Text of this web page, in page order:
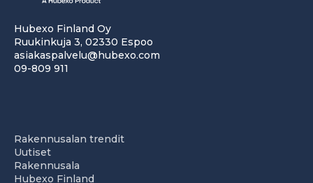
Hubexo Finland Oy
Ruukinkuja 3, 02330 Espoo
asiakaspalvelu@hubexo.com
09-809 911
Rakennusalan trendit
Uutiset
Rakennusala
Hubexo Finland